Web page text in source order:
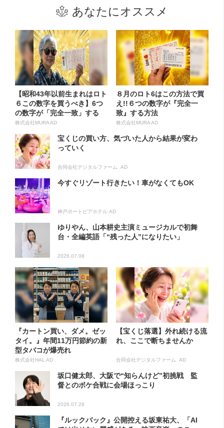
あなたにオススメ
【昭和43年以前生まれはロト
６この数字を買うべき】6つ
の数字が「完全一致」する
方...
株式会社MURA AD
８月のロト6はこの方法で買
え!!６つの数字が『完全一
致』する方法
株式会社MURA AD
宝くじの買い方、気づいた人から結果が変わ
っていく
合同会社デジタルファーム AD
今すぐリゾート行きたい！車がなくてもOK
神戸ポートピアホテル AD
ゆりやん、山本耕史主演ミュージカルで初舞
台・全編英語「“残った人”になりたい」
2026.07.08
『カートン買い、ダメ。ゼッ
タイ。』年間11万円節約の新
型タバコが爆売れ
株式会社HAL AD
【宝くじ落選】外れ続ける流
れ、ここで断ちませんか
合同会社デジタルファーム AD
坂口健太郎、大阪で“知らんけど”初挑戦 監
督とのボケ合戦に会場ほっこり
2026.07.28
『ルックバック』公開控える坂東祐大、「AI